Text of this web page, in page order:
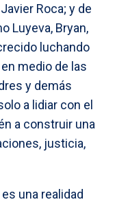
Roca; y de
Luyeva, Bryan,
luchando
medio de las
y demás
a lidiar con el
a construir una
justicia,
una realidad